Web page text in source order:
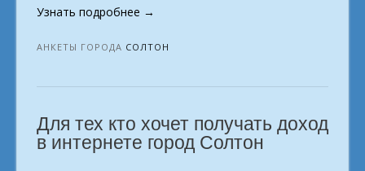
Узнать подробнее «Время
Время
с
город
Солтон»
→
АНКЕТЫ ГОРОДА СОЛТОН
Для тех кто хочет получать доход
в интернете город Солтон